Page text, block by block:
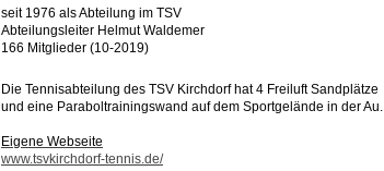
seit 1976 als Abteilung im TSV
Abteilungsleiter Helmut Waldemer
166 Mitglieder (10-2019)
Die Tennisabteilung des TSV Kirchdorf hat 4 Freiluft Sandplätze
und eine Paraboltrainingswand auf dem Sportgelände in der Au.
Eigene Webseite
www.tsvkirchdorf-tennis.de/